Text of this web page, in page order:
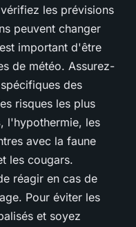
les prévisions
peuvent changer
important d'être
de météo. Assurez-
des
risques les plus
, l'hypothermie, les
avec la faune
les cougars.
réagir en cas de
Pour éviter les
et soyez